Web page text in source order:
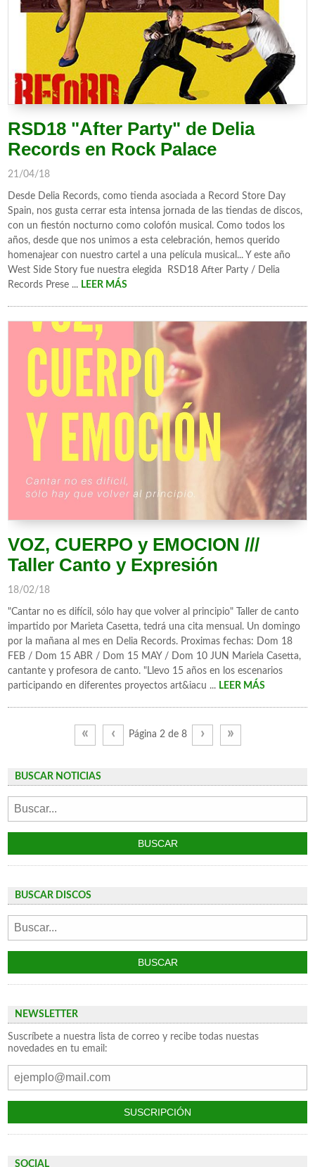
RSD18 "After Party" de Delia
Records en Rock Palace
21/04/18
Desde Delia Records, como tienda asociada a Record Store Day
Spain, nos gusta cerrar esta intensa jornada de las tiendas de discos,
con un fiestón nocturno como colofón musical. Como todos los
años, desde que nos unimos a esta celebración, hemos querido
homenajear con nuestro cartel a una película musical... Y este año
West Side Story fue nuestra elegida RSD18 After Party / Delia
Records Prese ... LEER MÁS
VOZ, CUERPO y EMOCION ///
Taller Canto y Expresión
18/02/18
"Cantar no es difícil, sólo hay que volver al principio" Taller de canto
impartido por Marieta Casetta, tedrá una cita mensual. Un domingo
por la mañana al mes en Delia Records. Proximas fechas: Dom 18
FEB / Dom 15 ABR / Dom 15 MAY / Dom 10 JUN Mariela Casetta,
cantante y profesora de canto. "Llevo 15 años en los escenarios
participando en diferentes proyectos art&iacu ... LEER MÁS
« ‹ Página 2 de 8 › »
BUSCAR NOTICIAS
BUSCAR DISCOS
NEWSLETTER
Suscríbete a nuestra lista de correo y recibe todas nuestas
novedades en tu email:
SOCIAL